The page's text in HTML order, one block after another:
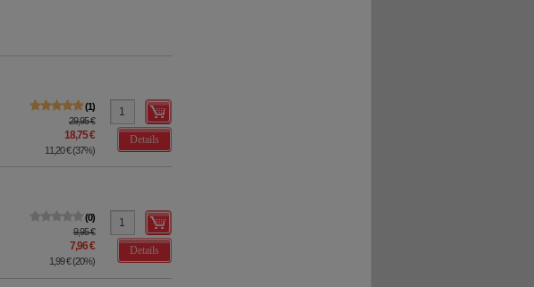
1
29,95 €
18,75 €
11,20 €(37%)
Details
0
9,95 €
7,96 €
1,99 €(20%)
Details